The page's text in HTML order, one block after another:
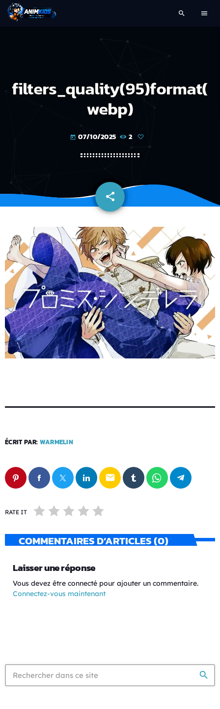
search menu
filters_quality(95)format(
webp)
today 07/10/2025 2
share
email
ÉCRIT PAR: WARMELIN
email
RATE IT
COMMENTAIRES D’ARTICLES (0)
Laisser une réponse
Vous devez être connecté pour ajouter un commentaire.
Connectez-vous maintenant
search